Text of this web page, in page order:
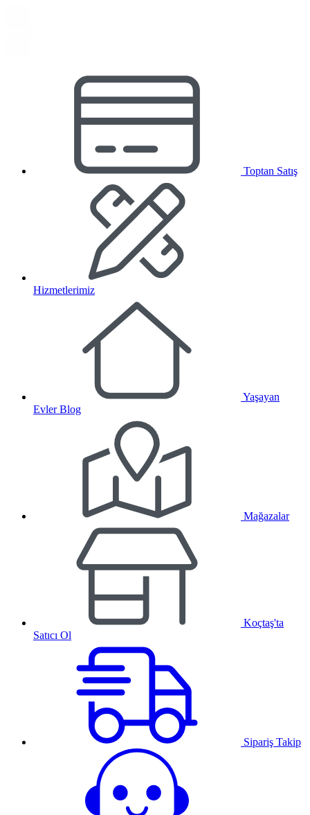
Toptan Satış
Hizmetlerimiz
Yaşayan
Evler Blog
Mağazalar
Koçtaş'ta
Satıcı Ol
Sipariş Takip